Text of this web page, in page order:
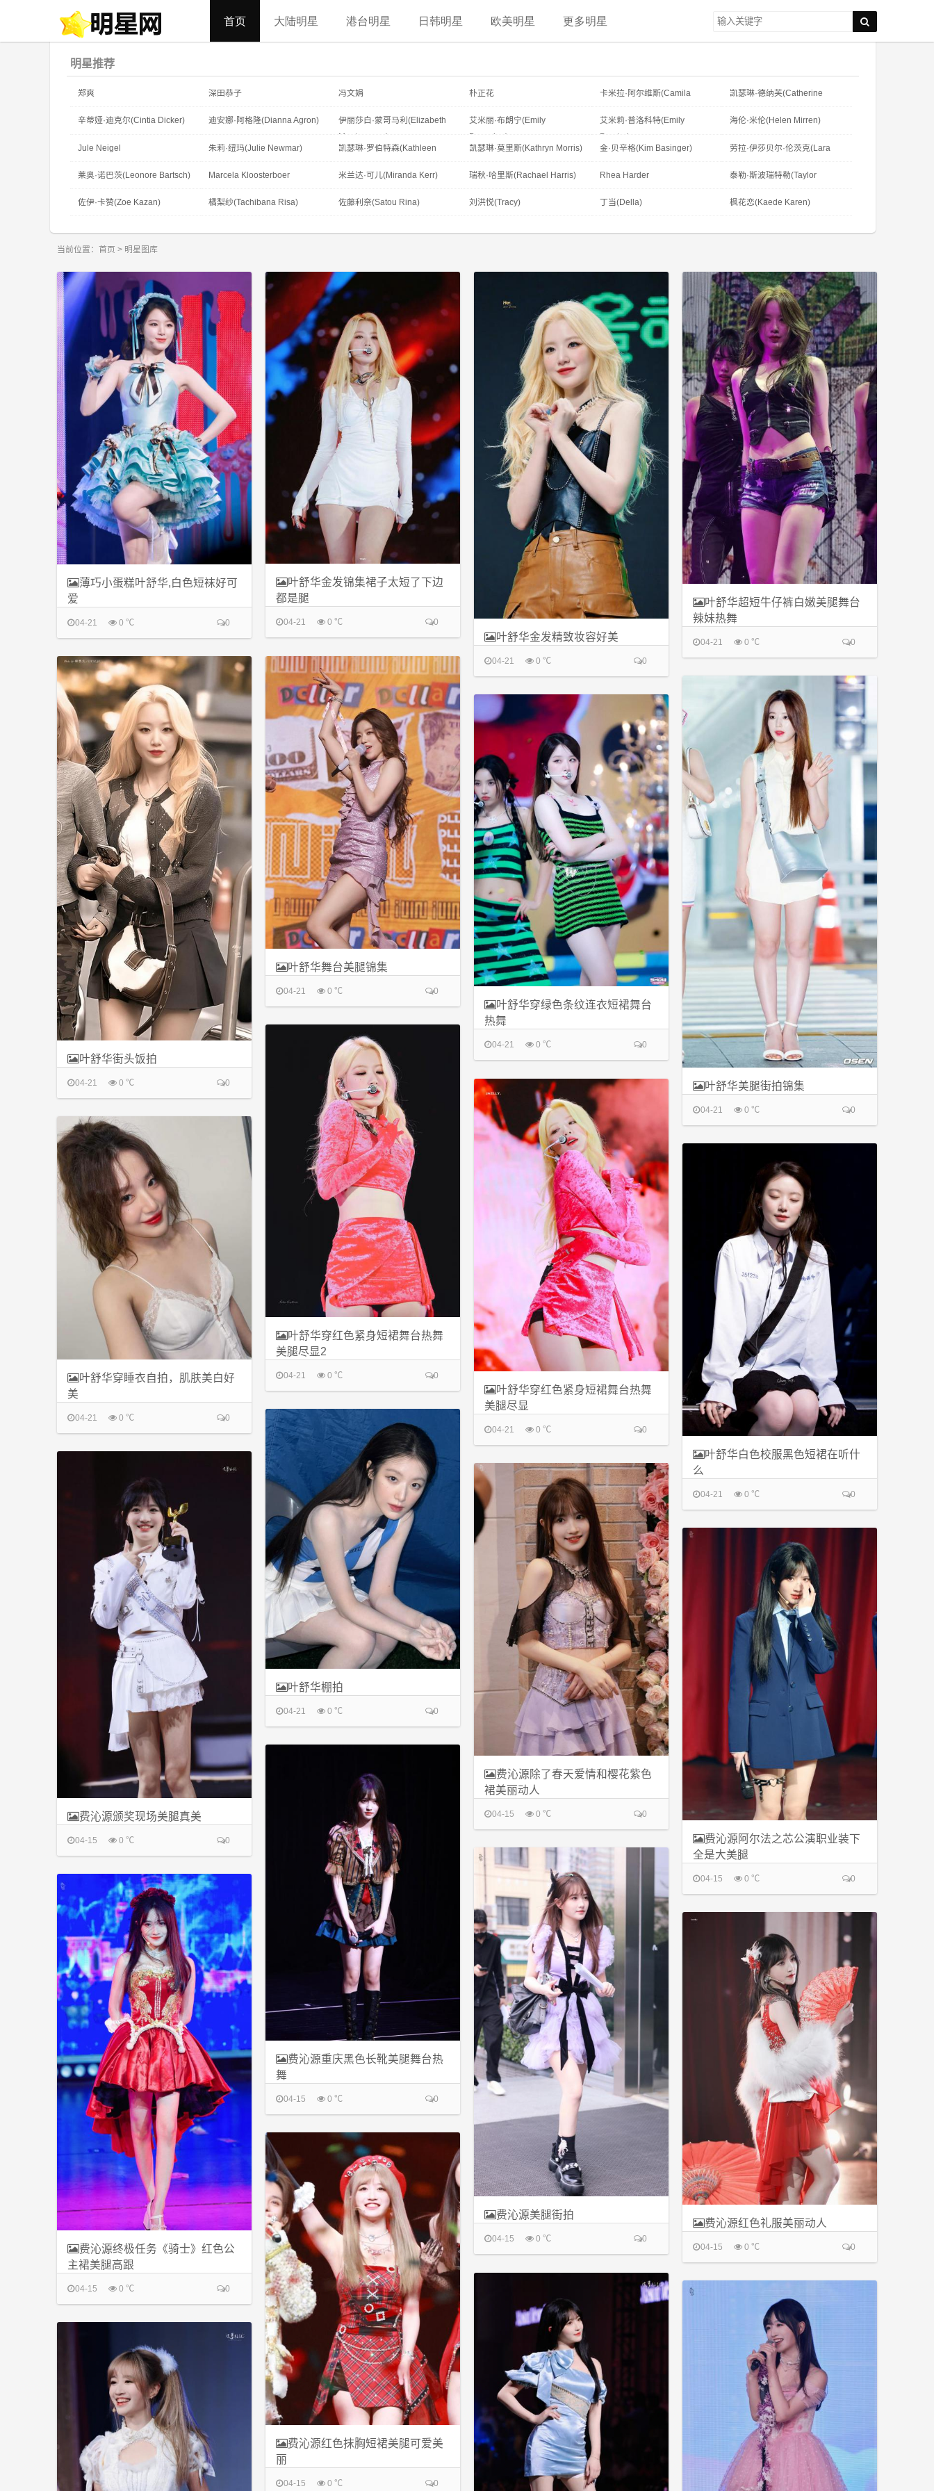
首页 大陆明星 港台明星 日韩明星 欧美明星 更多明星
明星推荐
郑爽 深田恭子 冯文娟 朴正花
卡米拉·阿尔维斯(Camila
凯瑟琳·德纳芙(Catherine
辛蒂娅·迪克尔(Cintia Dicker)
迪安娜·阿格隆(Dianna Agron)
伊丽莎白·蒙哥马利(Elizabeth
Montgomery)
艾米丽·布朗宁(Emily
Browning)
艾米莉·普洛科特(Emily
Procter)
海伦·米伦(Helen Mirren)
Jule Neigel 朱莉·纽玛(Julie Newmar)
凯瑟琳·罗伯特森(Kathleen
凯瑟琳·莫里斯(Kathryn Morris) 金·贝辛格(Kim Basinger)
劳拉·伊莎贝尔·伦茨克(Lara
莱奥·诺巴茨(Leonore Bartsch)
Marcela Kloosterboer 米兰达·可儿(Miranda Kerr) 瑞秋·哈里斯(Rachael Harris) Rhea Harder
泰勒·斯波瑞特勒(Taylor
佐伊·卡赞(Zoe Kazan)
橘梨纱(Tachibana Risa) 佐藤利奈(Satou Rina) 刘洪悦(Tracy) 丁当(Della) 枫花恋(Kaede Karen)
当前位置： 首页 > 明星图库
薄巧小蛋糕叶舒华,白色短袜好可
爱
04-21 0 ℃ 0
叶舒华金发锦集裙子太短了下边
都是腿
04-21 0 ℃ 0
叶舒华金发精致妆容好美
04-21 0 ℃ 0
叶舒华超短牛仔裤白嫩美腿舞台
辣妹热舞
04-21 0 ℃ 0
叶舒华街头饭拍
04-21 0 ℃ 0
叶舒华舞台美腿锦集
04-21 0 ℃ 0
叶舒华美腿街拍锦集
04-21 0 ℃ 0
叶舒华穿绿色条纹连衣短裙舞台
热舞
04-21 0 ℃ 0
叶舒华穿红色紧身短裙舞台热舞
美腿尽显2
04-21 0 ℃ 0
叶舒华穿红色紧身短裙舞台热舞
美腿尽显
04-21 0 ℃ 0
叶舒华穿睡衣自拍，肌肤美白好
美
04-21 0 ℃ 0
叶舒华白色校服黑色短裙在听什
么
04-21 0 ℃ 0
叶舒华棚拍
04-21 0 ℃ 0
费沁源颁奖现场美腿真美
04-15 0 ℃ 0
费沁源除了春天爱情和樱花紫色
裙美丽动人
04-15 0 ℃ 0
费沁源阿尔法之芯公演职业装下
全是大美腿
04-15 0 ℃ 0
费沁源重庆黑色长靴美腿舞台热
舞
04-15 0 ℃ 0
费沁源美腿街拍
04-15 0 ℃ 0
费沁源终极任务《骑士》红色公
主裙美腿高跟
04-15 0 ℃ 0
费沁源红色礼服美丽动人
04-15 0 ℃ 0
费沁源红色抹胸短裙美腿可爱美
丽
04-15 0 ℃ 0